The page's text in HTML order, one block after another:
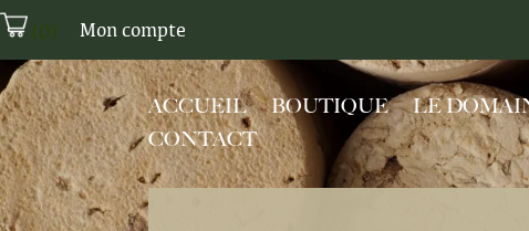
(0) Mon compte
ACCUEIL BOUTIQUE LE
CONTACT